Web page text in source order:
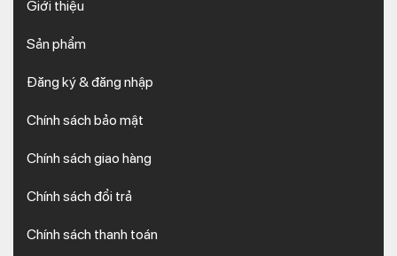
Giới thiệu
Sản phẩm
Đăng ký & đăng nhập
Chính sách bảo mật
Chính sách giao hàng
Chính sách đổi trả
Chính sách thanh toán